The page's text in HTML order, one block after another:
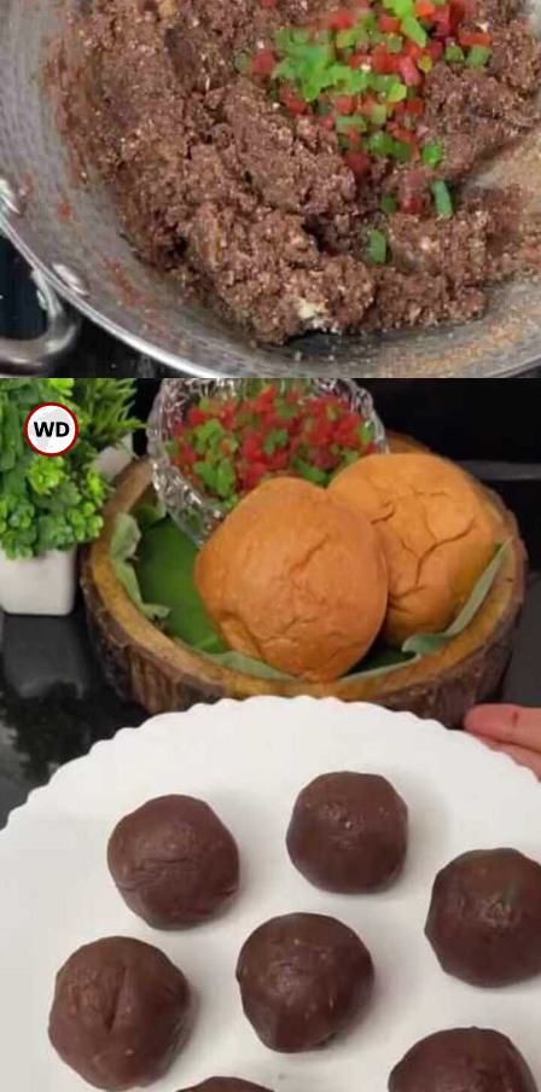
ಹಲ್ವಾ ಹದಕ್ಕೆ ಬಂದಾಗ ಸ್ಟವ್ ಆಫ್
ಮಾಡಿ ಟೂಟಿ ಫ್ರೂಟಿ ಸೇರಿಸಿ